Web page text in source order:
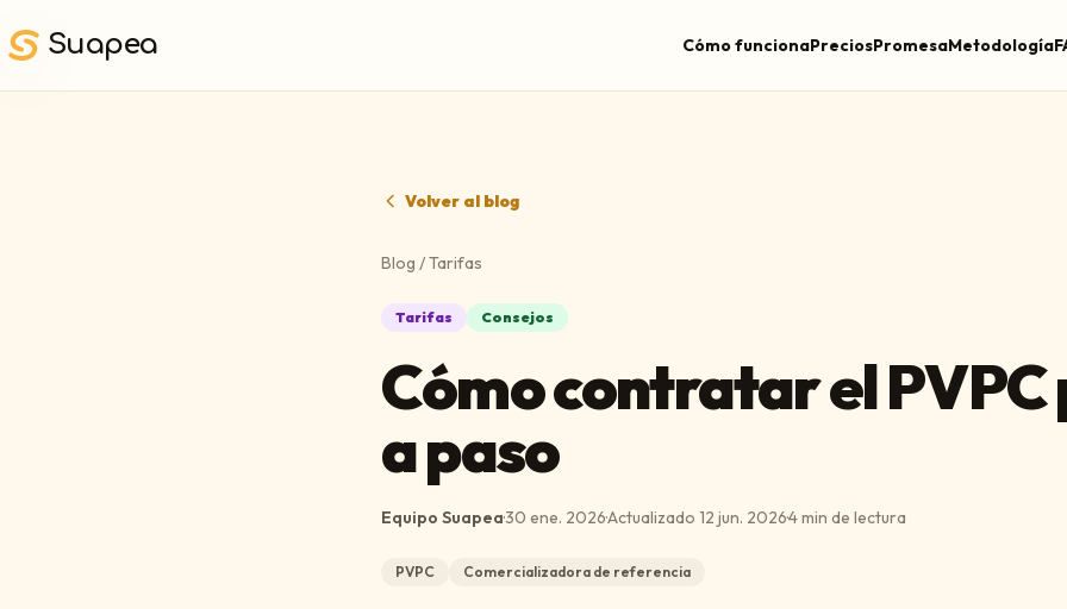
Suapea Cómo funcionaPreciosPromesaMetodología
Volver al blog
Blog /Tarifas
Tarifas Consejos
Cómo contratar el PVPC
a paso
Equipo Suapea·30 ene. 2026·Actualizado 12 jun. 2026·4min de lectura
PVPC Comercializadora de referencia